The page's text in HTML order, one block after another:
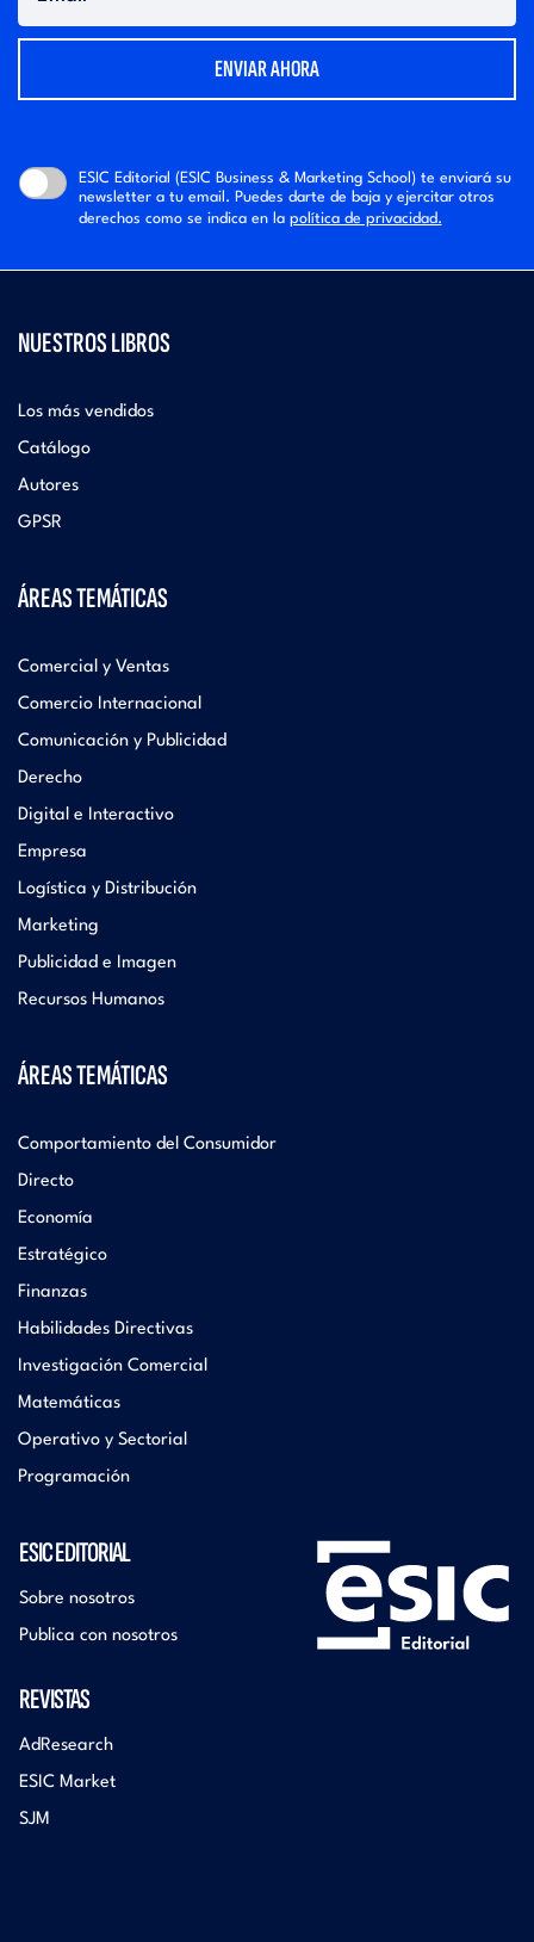
Email
ESIC Editorial (ESIC Business & Marketing School) te enviará su
newsletter a tu email. Puedes darte de baja y ejercitar otros
derechos como se indica en la política de privacidad.
NUESTROS LIBROS
Los más vendidos
Catálogo
Autores
GPSR
ÁREAS TEMÁTICAS
Comercial y Ventas
Comercio Internacional
Comunicación y Publicidad
Derecho
Digital e Interactivo
Empresa
Logística y Distribución
Marketing
Publicidad e Imagen
Recursos Humanos
ÁREAS TEMÁTICAS
Comportamiento del Consumidor
Directo
Economía
Estratégico
Finanzas
Habilidades Directivas
Investigación Comercial
Matemáticas
Operativo y Sectorial
Programación
ESIC EDITORIAL
Sobre nosotros
Publica con nosotros
REVISTAS
AdResearch
ESIC Market
SJM